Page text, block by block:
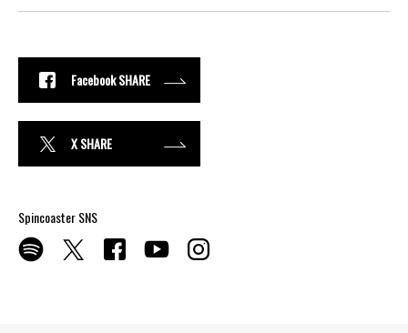
Facebook SHARE
X SHARE
Spincoaster SNS